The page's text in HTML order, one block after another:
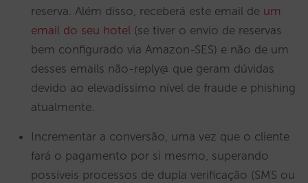
reserva. Além disso, receberá este email de um
email do seu hotel (se tiver o envio de reservas
bem configurado via Amazon-SES) e não de um
desses emails não-reply@ que geram dúvidas
devido ao elevadíssimo nível de fraude e phishing
atualmente.
Incrementar a conversão, uma vez que o cliente
fará o pagamento por si mesmo, superando
possíveis processos de dupla verificação (SMS ou